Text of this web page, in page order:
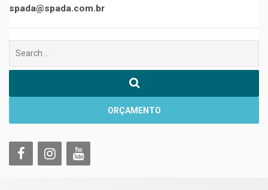
spada@spada.com.br
por:
ORÇAMENTO